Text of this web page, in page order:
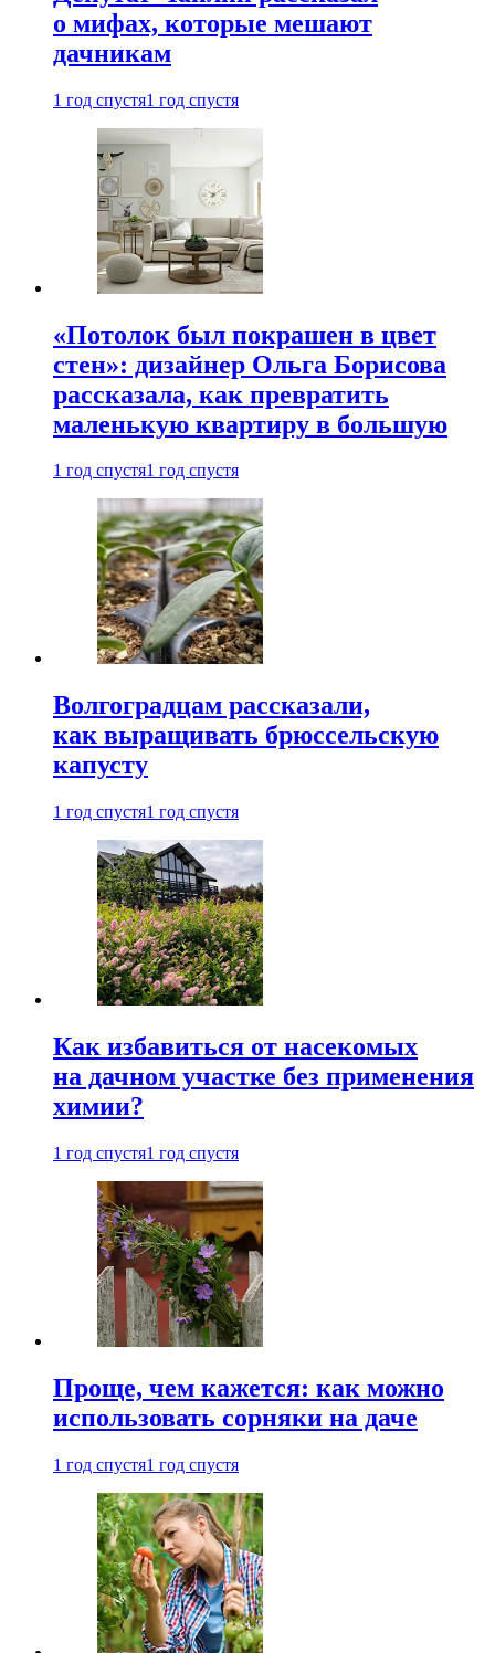
о мифах, которые мешают
дачникам
1 год спустя1 год спустя
«Потолок был покрашен в цвет
стен»: дизайнер Ольга Борисова
рассказала, как превратить
маленькую квартиру в большую
1 год спустя1 год спустя
Волгоградцам рассказали,
как выращивать брюссельскую
капусту
1 год спустя1 год спустя
Как избавиться от насекомых
на дачном участке без применения
химии?
1 год спустя1 год спустя
Проще, чем кажется: как можно
использовать сорняки на даче
1 год спустя1 год спустя